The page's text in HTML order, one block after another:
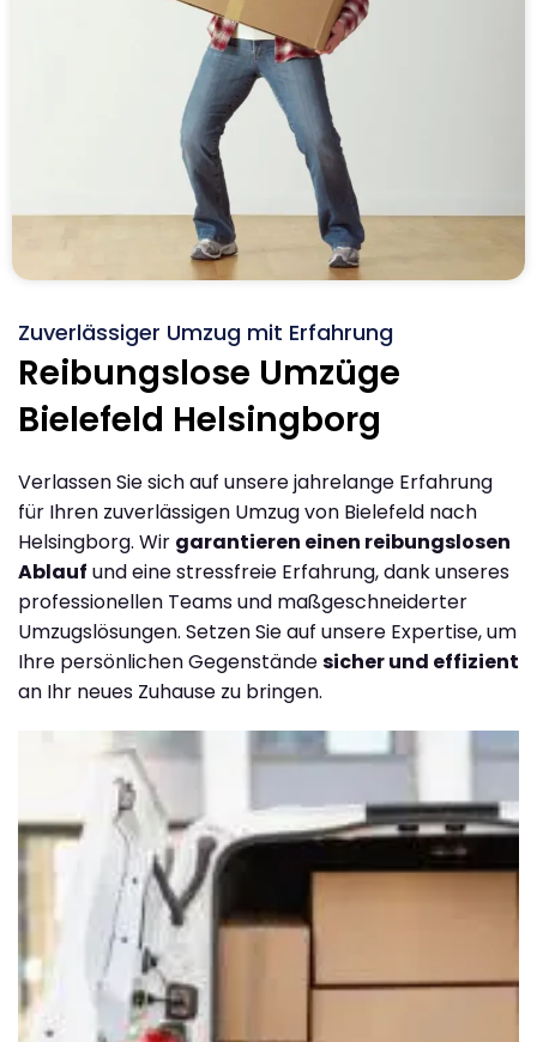
Zuverlässiger Umzug mit Erfahrung
Reibungslose Umzüge
Bielefeld Helsingborg
Verlassen Sie sich auf unsere jahrelange Erfahrung
für Ihren zuverlässigen Umzug von Bielefeld nach
Helsingborg. Wir garantieren einen reibungslosen
Ablauf und eine stressfreie Erfahrung, dank unseres
professionellen Teams und maßgeschneiderter
Umzugslösungen. Setzen Sie auf unsere Expertise, um
Ihre persönlichen Gegenständesicher und effizient
an Ihr neues Zuhause zu bringen.